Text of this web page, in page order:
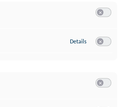
Details zu Google Analytics